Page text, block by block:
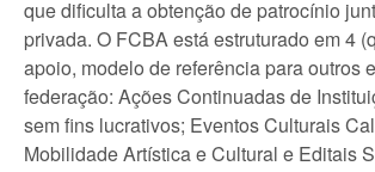
que dificulta a obtenção de patrocínio
privada. O FCBA está estruturado em 4
apoio, modelo de referência para outros
federação: Ações Continuadas de
sem fins lucrativos; Eventos Culturais
Mobilidade Artística e Cultural e Editais